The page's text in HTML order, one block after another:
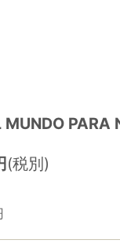
PARA
(税別)